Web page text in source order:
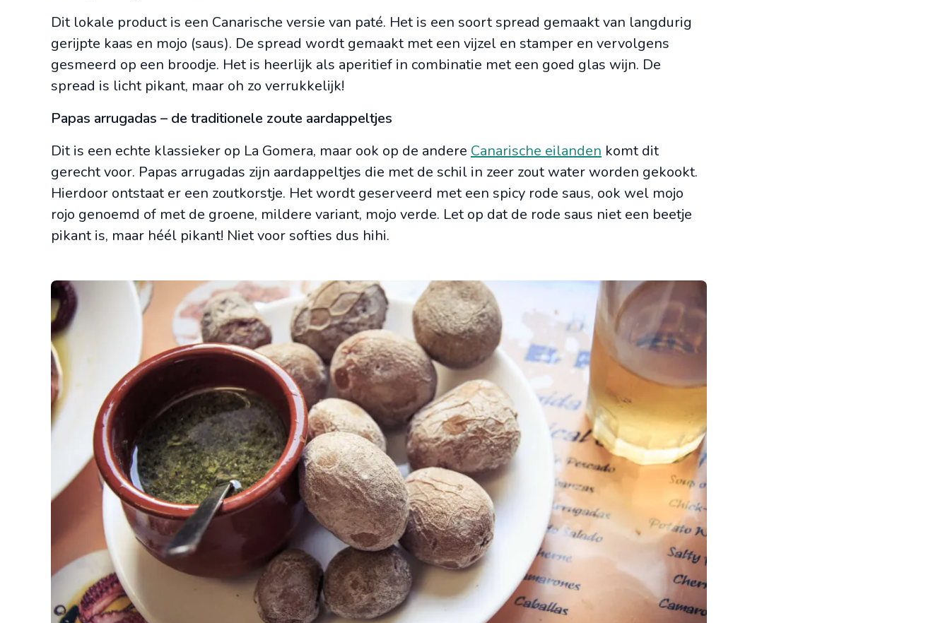
Dit lokale product is een Canarische versie van paté. Het is een soort spread gemaakt van langdurig
gerijpte kaas en mojo (saus). De spread wordt gemaakt met een vijzel en stamper en vervolgens
gesmeerd op een broodje. Het is heerlijk als aperitief in combinatie met een goed glas wijn. De
spread is licht pikant, maar oh zo verrukkelijk!
Papas arrugadas – de traditionele zoute aardappeltjes
Dit is een echte klassieker op La Gomera, maar ook op de andere Canarische eilanden komt dit
gerecht voor. Papas arrugadas zijn aardappeltjes die met de schil in zeer zout water worden gekookt.
Hierdoor ontstaat er een zoutkorstje. Het wordt geserveerd met een spicy rode saus, ook wel mojo
rojo genoemd of met de groene, mildere variant, mojo verde. Let op dat de rode saus niet een beetje
pikant is, maar héél pikant! Niet voor softies dus hihi.